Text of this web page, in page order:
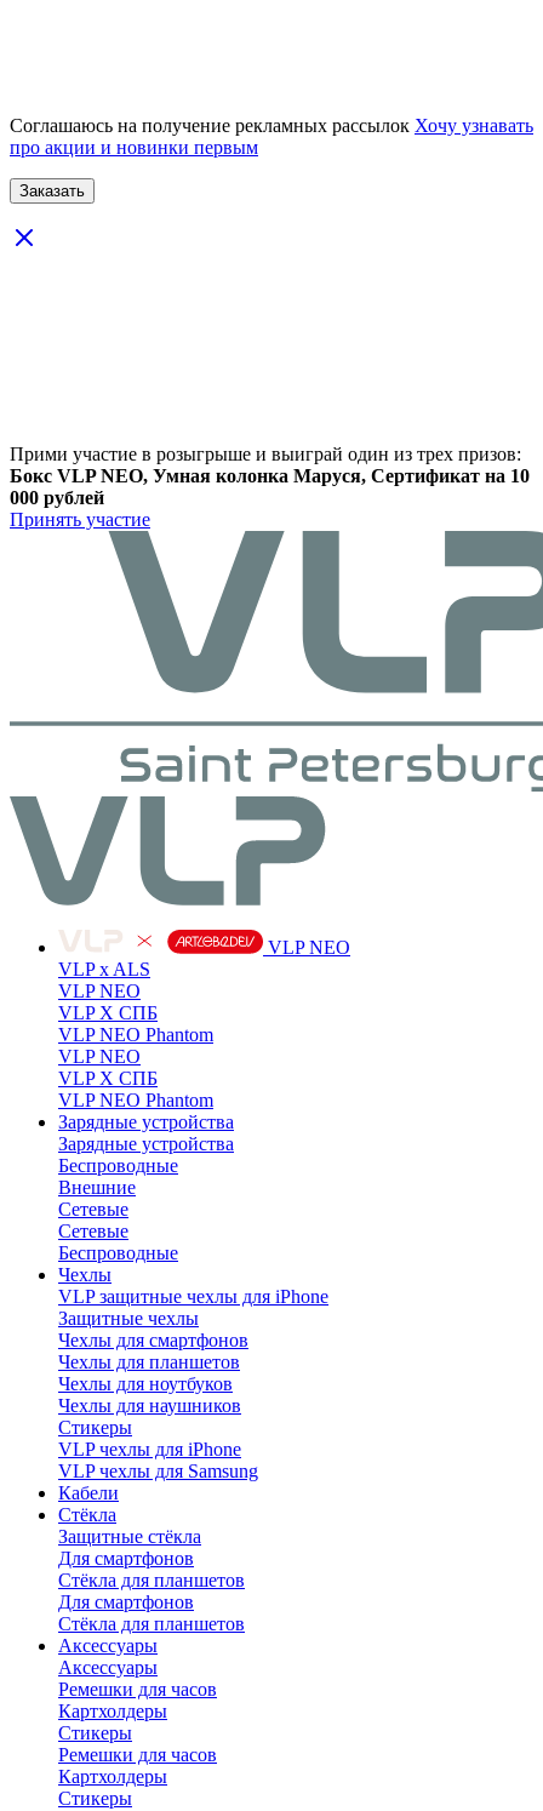
Соглашаюсь на получение рекламных рассылок Хочу узнавать
про акции и новинки первым
Прими участие в розыгрыше и выиграй один из трех призов:
Бокс VLP NEO, Умная колонка Маруся, Сертификат на 10
000 рублей
Принять участие
VLP NEO
VLP x ALS
VLP NEO
VLP X СПБ
VLP NEO Phantom
VLP NEO
VLP X СПБ
VLP NEO Phantom
Зарядные устройства
Зарядные устройства
Беспроводные
Внешние
Сетевые
Сетевые
Беспроводные
Чехлы
VLP защитные чехлы для iPhone
Защитные чехлы
Чехлы для смартфонов
Чехлы для планшетов
Чехлы для ноутбуков
Чехлы для наушников
Стикеры
VLP чехлы для iPhone
VLP чехлы для Samsung
Кабели
Стёкла
Защитные стёкла
Для смартфонов
Стёкла для планшетов
Для смартфонов
Стёкла для планшетов
Аксессуары
Аксессуары
Ремешки для часов
Картхолдеры
Стикеры
Ремешки для часов
Картхолдеры
Стикеры